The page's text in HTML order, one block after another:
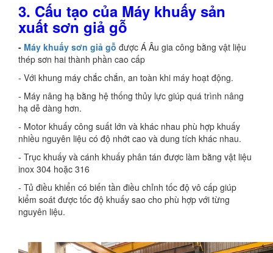
3. Cấu tạo của Máy khuấy sản
xuất sơn giả gỗ
- Máy khuấy sơn giả gỗ được Á Âu gia công bằng vật liệu
thép sơn hai thành phần cao cấp
- Với khung máy chắc chắn, an toàn khi máy hoạt động.
- Máy nâng hạ bằng hệ thống thủy lực giúp quá trình nâng
hạ dễ dàng hơn.
- Motor khuấy công suất lớn và khác nhau phù hợp khuấy
nhiều nguyên liệu có độ nhớt cao và dung tích khác nhau.
- Trục khuấy và cánh khuấy phân tán được làm bằng vật liệu
inox 304 hoặc 316
- Tủ điều khiển có biến tần điều chỉnh tốc độ vô cấp giúp
kiểm soát được tốc độ khuấy sao cho phù hợp với từng
nguyên liệu.